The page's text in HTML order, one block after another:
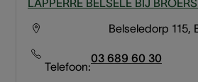
LAPPERRE BELSELE BIJ
Belseledorp 115,
Telefoon:
03 689 60 30